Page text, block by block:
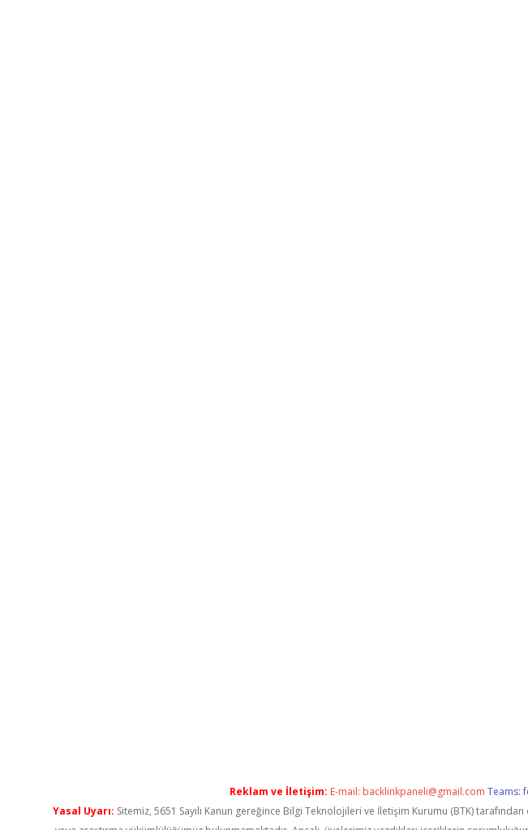
Reklam ve İletişim: E-mail: backlinkpaneli@gmail.com Teams:
Yasal Uyarı: Sitemiz, 5651 Sayılı Kanun gereğince Bilgi Teknolojileri ve İletişim Kurumu (BTK)